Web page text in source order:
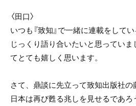
〈田口〉
いつも『致知』で一緒に連載をして
じっくり語り合いたいと思ってい
てとても嬉しく思います。
さて、鼎談に先立って致知出版社の
日本は再び甦る兆しを見せるであ